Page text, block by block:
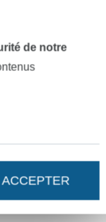
Tissu jersey de coton La Pat' Patrouille team, bleu foncé
17,09 €
(11,39 € / 1
de notre